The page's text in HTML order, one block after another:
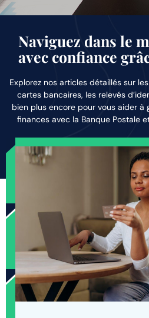
Naviguez dans le
avec confiance
Explorez nos articles détaillés sur
cartes bancaires, les relevés
bien plus encore pour vous aider à
finances avec la Banque Postale